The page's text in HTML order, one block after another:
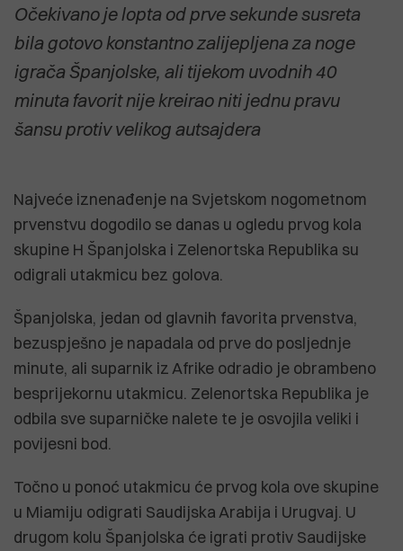
Očekivano je lopta od prve sekunde susreta
bila gotovo konstantno zalijepljena za noge
igrača Španjolske, ali tijekom uvodnih 40
minuta favorit nije kreirao niti jednu pravu
šansu protiv velikog autsajdera
Najveće iznenađenje na Svjetskom nogometnom
prvenstvu dogodilo se danas u ogledu prvog kola
skupine H Španjolska i Zelenortska Republika su
odigrali utakmicu bez golova.
Španjolska, jedan od glavnih favorita prvenstva,
bezuspješno je napadala od prve do posljednje
minute, ali suparnik iz Afrike odradio je obrambeno
besprijekornu utakmicu. Zelenortska Republika je
odbila sve suparničke nalete te je osvojila veliki i
povijesni bod.
Točno u ponoć utakmicu će prvog kola ove skupine
u Miamiju odigrati Saudijska Arabija i Urugvaj. U
drugom kolu Španjolska će igrati protiv Saudijske